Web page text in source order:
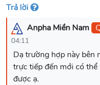
Trả lời
Anpha Miền Nam
04:11
Dạ trường hợp này bên
trực tiếp đến mới có
được ạ.